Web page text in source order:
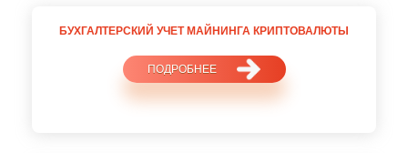
БУХГАЛТЕРСКИЙ УЧЕТ МАЙНИНГА КРИПТОВАЛЮТЫ
ПОДРОБНЕЕ